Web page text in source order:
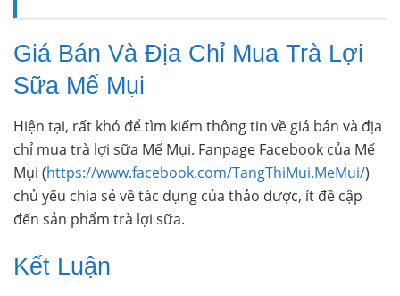
Giá Bán Và Địa Chỉ Mua Trà Lợi
Sữa Mế Mụi
Hiện tại, rất khó để tìm kiếm thông tin về giá bán và địa
chỉ mua trà lợi sữa Mế Mụi. Fanpage Facebook của Mế
Mụi (https://www.facebook.com/TangThiMui.MeMui/)
chủ yếu chia sẻ về tác dụng của thảo dược, ít đề cập
đến sản phẩm trà lợi sữa.
Kết Luận